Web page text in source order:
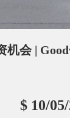
机会 |
$ 10/